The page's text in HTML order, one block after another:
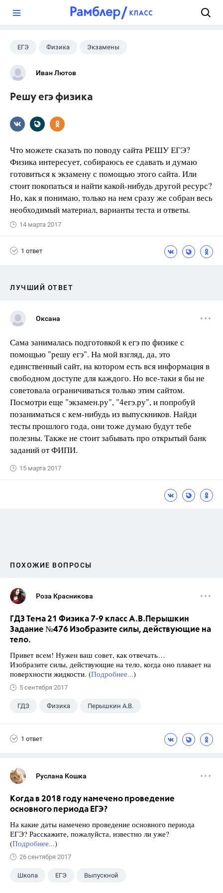
ЕГЭ Физика Экзамены
Иван Лютов
Решу егэ физика
Что можете сказать по поводу сайта РЕШУ ЕГЭ?
Физика интересует, собираюсь ее сдавать и думаю
готовиться к экзамену с помощью этого сайта. Или
стоит покопаться и найти какой-нибудь другой ресурс?
Но, как я понимаю, только на нем сразу же собран весь
необходимый материал, варианты теста и ответы.
14 марта 2017
1 ответ
ЛУЧШИЙ ОТВЕТ
Оксана
Сама занималась подготовкой к егэ по физике с
помощью "решу егэ". На мой взгляд, да, это
единственный сайт, на котором есть вся информация в
свободном доступе для каждого. Но все-таки я бы не
советовала ограничиваться только этим сайтом.
Посмотри еще "экзамен.ру", "4егэ.ру", и попробуй
позаниматься с кем-нибудь из выпускников. Найди
тесты прошлого года, они тоже думаю будут тебе
полезны. Также не стоит забывать про открытый банк
заданий от ФИПИ.
15 марта 2017
ПОХОЖИЕ ВОПРОСЫ
Роза Красникова
ГДЗ Тема 21 Физика 7-9 класс А.В.Перышкин
Задание №476 Изобразите силы, действующие на
тело.
Привет всем! Нужен ваш совет, как отвечать…
Изобразите силы, действующие на тело, когда оно плавает на
поверхности жидкости. (Подробнее...)
5 сентября 2017
ГДЗ Физика Перышкин А.В.
1 ответ
Руслана Кошка
Когда в 2018 году намечено проведение
основного периода ЕГЭ?
На какие даты намечено проведение основного периода
ЕГЭ? Расскажите, пожалуйста, известно ли уже?
(Подробнее...)
26 сентября 2017
Школа ЕГЭ Выпускной